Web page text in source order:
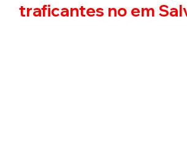
traficantes no em